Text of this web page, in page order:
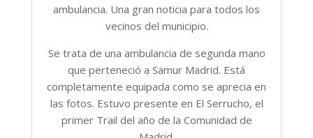
ambulancia. Una gran noticia para todos los
vecinos del municipio.
Se trata de una ambulancia de segunda mano
que perteneció a Samur Madrid. Está
completamente equipada como se aprecia en
las fotos. Estuvo presente en El Serrucho, el
primer Trail del año de la Comunidad de